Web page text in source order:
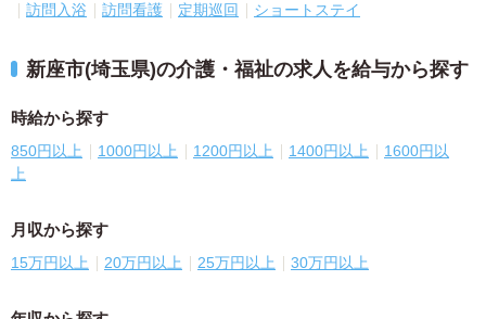
訪問入浴
訪問看護 定期巡回 ショートステイ
新座市(埼玉県)の介護・福祉の求人を給与から探す
時給から探す
850円以上 1000円以上 1200円以上 1400円以上
1600円以
上
月収から探す
15万円以上 20万円以上 25万円以上 30万円以上